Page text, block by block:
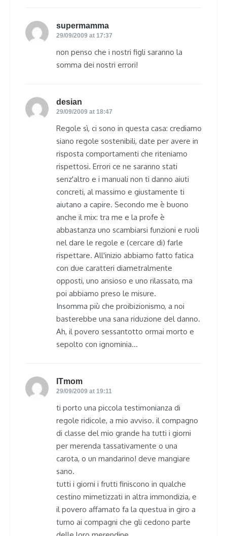
supermamma
29/09/2009 at 17:37
non penso che i nostri figli saranno la
somma dei nostri errori!
desian
29/09/2009 at 18:47
Regole sì, ci sono in questa casa: crediamo
siano regole sostenibili, date per avere in
risposta comportamenti che riteniamo
rispettosi. Errori ce ne saranno stati
senz'altro e i manuali non ti danno aiuti
concreti, al massimo e giustamente ti
aiutano a capire. Secondo me è buono
anche il mix: tra me e la profe è
abbastanza uno scambiarsi funzioni e ruoli
nel dare le regole e (cercare di) farle
rispettare. All'inizio abbiamo fatto fatica
con due caratteri diametralmente
opposti, uno ansioso e uno rilassato, ma
poi abbiamo preso le misure.
Insomma più che proibizionismo, a noi
basterebbe una sana riduzione del danno.
Ah, il povero sessantotto ormai morto e
sepolto con ignominia…
ITmom
29/09/2009 at 19:11
ti porto una piccola testimonianza di
regole ridicole, a mio avviso. il compagno
di classe del mio grande ha tutti i giorni
per merenda tassativamente o una
carota, o un mandarino! deve mangiare
sano.
tutti i giorni i frutti finiscono in qualche
cestino mimetizzati in altra immondizia, e
il povero affamato fa la questua in giro a
turno ai compagni che gli cedono parte